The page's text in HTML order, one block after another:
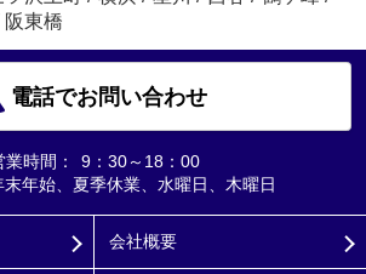
阪東橋
電話でお問い合わせ
業時間：
9：30～18：00
末年始、夏季休業、水曜日、木曜日
会社概要